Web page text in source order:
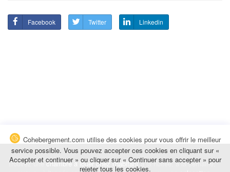
Facebook Twitter Linkedin
Trouvez unechambre à louer chez l'habitantà la nuitée, à la semaine,
Cohebergement.com utilise des cookies pour vous offrir le meilleur
service possible. Vous pouvez accepter ces cookies en cliquant sur «
Accepter et continuer » ou cliquer sur « Continuer sans accepter » pour
rejeter tous les cookies.